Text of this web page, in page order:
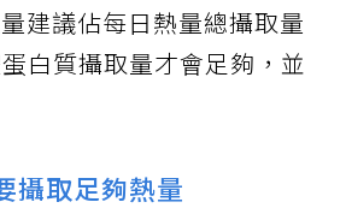
建議佔每日熱量總攝取量
白質攝取量才會足夠，並
取足夠熱量